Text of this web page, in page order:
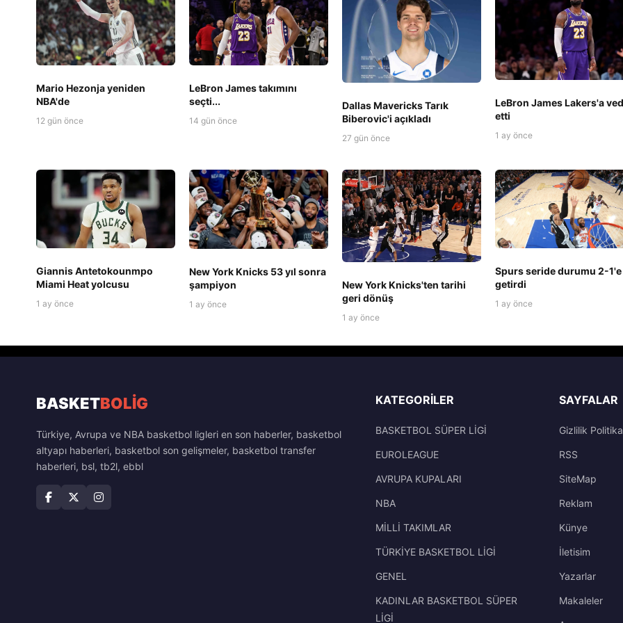
Mario Hezonja yeniden
NBA'de
12 gün önce
LeBron James takımını
seçti...
14 gün önce
Dallas Mavericks Tarık
Biberovic'i açıkladı
27 gün önce
LeBron James Lakers'a
etti
1 ay önce
Giannis Antetokounmpo
Miami Heat yolcusu
1 ay önce
New York Knicks 53 yıl sonra
şampiyon
1 ay önce
New York Knicks'ten tarihi
geri dönüş
1 ay önce
Spurs seride durumu 2-1'e
getirdi
1 ay önce
BASKETBOLİG
Türkiye, Avrupa ve NBA basketbol ligleri en son haberler, basketbol
altyapı haberleri, basketbol son gelişmeler, basketbol transfer
haberleri, bsl, tb2l, ebbl
KATEGORILER
BASKETBOL SÜPER LİGİ
EUROLEAGUE
AVRUPA KUPALARI
NBA
MİLLİ TAKIMLAR
TÜRKİYE BASKETBOL LİGİ
GENEL
KADINLAR BASKETBOL SÜPER
LİGİ
SAYFALAR
Gizlilik
RSS
SiteMap
Reklam
Künye
İletisim
Yazarlar
Makaleler